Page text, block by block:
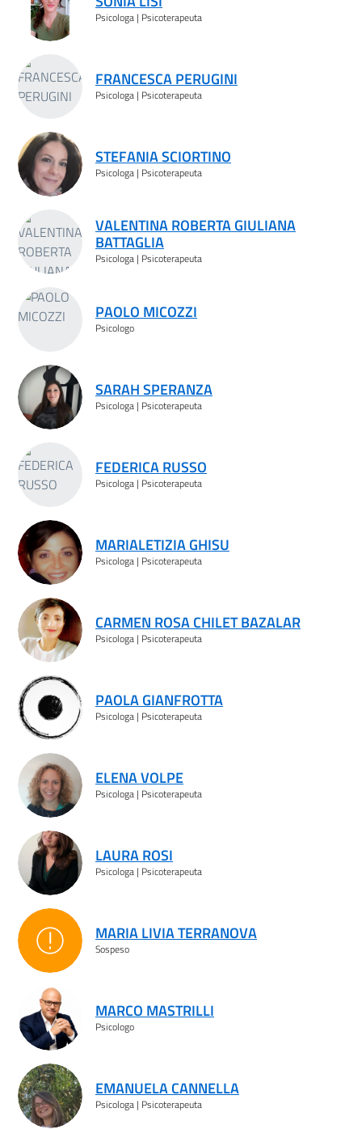
Psicologa | Psicoterapeuta
FRANCESCA PERUGINI
Psicologa | Psicoterapeuta
STEFANIA SCIORTINO
Psicologa | Psicoterapeuta
VALENTINA ROBERTA GIULIANA
BATTAGLIA
Psicologa | Psicoterapeuta
PAOLO MICOZZI
Psicologo
SARAH SPERANZA
Psicologa | Psicoterapeuta
FEDERICA RUSSO
Psicologa | Psicoterapeuta
MARIALETIZIA GHISU
Psicologa | Psicoterapeuta
CARMEN ROSA CHILET BAZALAR
Psicologa | Psicoterapeuta
PAOLA GIANFROTTA
Psicologa | Psicoterapeuta
ELENA VOLPE
Psicologa | Psicoterapeuta
LAURA ROSI
Psicologa | Psicoterapeuta
Sospeso
MARIA LIVIA TERRANOVA
Sospeso
MARCO MASTRILLI
Psicologo
EMANUELA CANNELLA
Psicologa | Psicoterapeuta